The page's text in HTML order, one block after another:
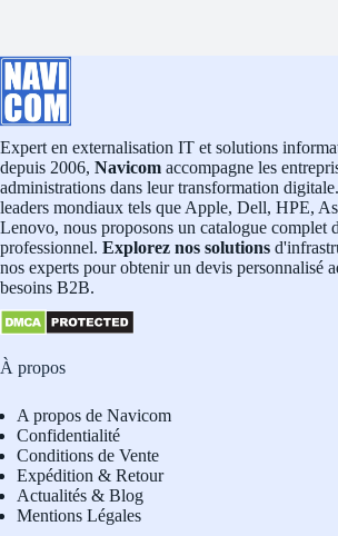
Expert en externalisation IT et solutions
depuis 2006, Navicom accompagne les
administrations dans leur transformation digitale.
leaders mondiaux tels que Apple, Dell, HPE,
Lenovo, nous proposons un catalogue complet
professionnel. Explorez nos solutions
nos experts pour obtenir un devis personnalisé
besoins B2B.
À propos
A propos de Navicom
Confidentialité
Conditions de Vente
Expédition & Retour
Actualités & Blog
Mentions Légales